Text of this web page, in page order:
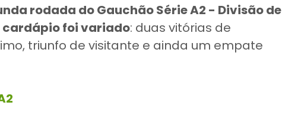
rodada do Gauchão Série A2 - Divisão de
cardápio foi variado: duas vitórias de
triunfo de visitante e ainda um empate